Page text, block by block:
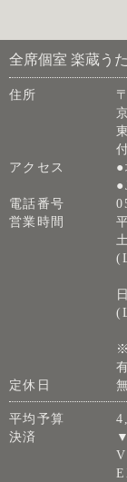
全席個室 楽蔵う
住所
アクセス
●
電話番号
営業時間
定休日
平均予算
決済